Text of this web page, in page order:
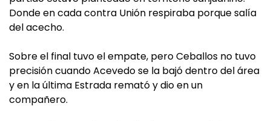
Donde en cada contra Unión respiraba porque salía
del acecho.
Sobre el final tuvo el empate, pero Ceballos no tuvo
precisión cuando Acevedo se la bajó dentro del área
y en la última Estrada remató y dio en un
compañero.